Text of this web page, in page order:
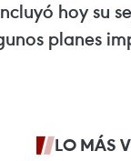
hoy su
planes
LO MÁS